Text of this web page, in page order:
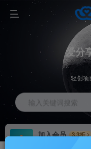
爱分
轻创项
输入关键词搜索
加入会员
3.3折